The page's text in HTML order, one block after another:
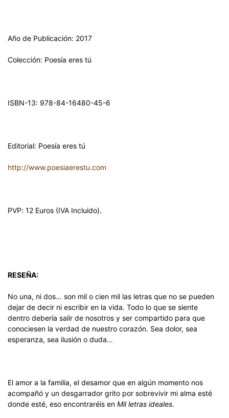
Año de Publicación: 2017
Colección: Poesía eres tú
ISBN-13: 978-84-16480-45-6
Editorial: Poesía eres tú
http://www.poesiaerestu.com
PVP: 12 Euros (IVA Incluido).
RESEÑA:
No una, ni dos… son mil o cien mil las letras que no se pueden
dejar de decir ni escribir en la vida. Todo lo que se siente
dentro debería salir de nosotros y ser compartido para que
conociesen la verdad de nuestro corazón. Sea dolor, sea
esperanza, sea ilusión o duda…
El amor a la familia, el desamor que en algún momento nos
acompañó y un desgarrador grito por sobrevivir mi alma esté
donde esté, eso encontraréis en Mil letras ideales.